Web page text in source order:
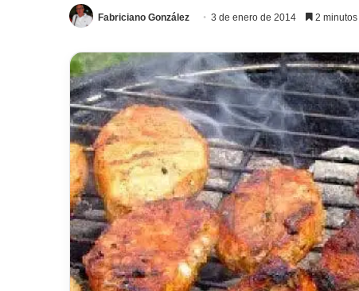
Fabriciano González 3 de enero de 2014 2